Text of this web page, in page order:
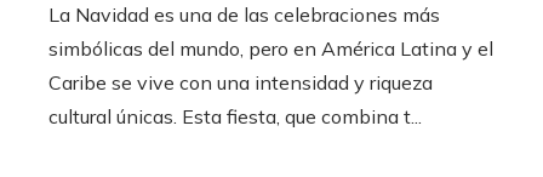
La Navidad es una de las celebraciones más
simbólicas del mundo, pero en América Latina y el
Caribe se vive con una intensidad y riqueza
cultural únicas. Esta fiesta, que combina t...